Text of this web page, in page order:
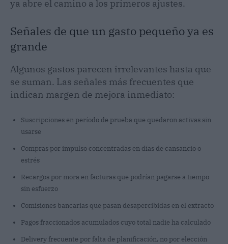
ya abre el camino a los primeros ajustes.
Señales de que un gasto pequeño ya es
grande
Algunos gastos parecen irrelevantes hasta que
se suman. Las señales más frecuentes que
indican margen de mejora inmediato:
Suscripciones en período de prueba que quedaron activas sin
usarse
Compras por impulso concentradas en días de cansancio o
estrés
Recargos por mora en facturas que podrían pagarse a tiempo
sin esfuerzo
Comisiones bancarias que pasan desapercibidas en el extracto
Pagos fraccionados acumulados cuyo total nadie ha calculado
Delivery frecuente por falta de planificación, no por elección